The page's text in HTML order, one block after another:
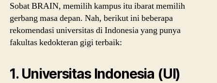
Sobat BRAIN, memilih kampus itu ibarat memilih
gerbang masa depan. Nah, berikut ini beberapa
rekomendasi universitas di Indonesia yang punya
fakultas kedokteran gigi terbaik:
1. Universitas Indonesia (UI)